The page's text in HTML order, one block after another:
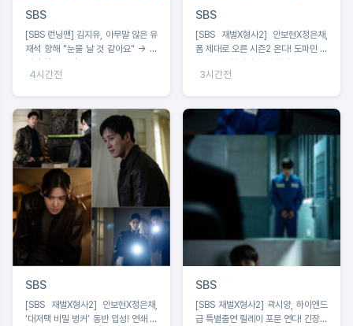
SBS
[SBS 런닝맨] 김지유, 아무말 않은 유
재석 향해 "눈물 날 것 같아요" → 유
라인 탑승 도전!
4시간전
SBS
[SBS 재벌X형사2] 안보현X정은채,
폼 제대로 오른 시즌2 온다! 도파민 싹
도는 3분 하이라이트 ‘화제’
3시간전
SBS
[SBS 재벌X형사2] 안보현X정은채,
‘대저택 비밀 벙커’ 동반 입성! 연쇄 폭
SBS
[SBS 재벌X형사2] 곽시양, 하이엔드
급 특별출연 릴레이 포문 연다! 긴장감